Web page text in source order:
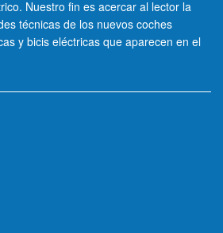
Nuestro fin es acercar al lector la
técnicas de los nuevos coches
y bicis eléctricas que aparecen en el